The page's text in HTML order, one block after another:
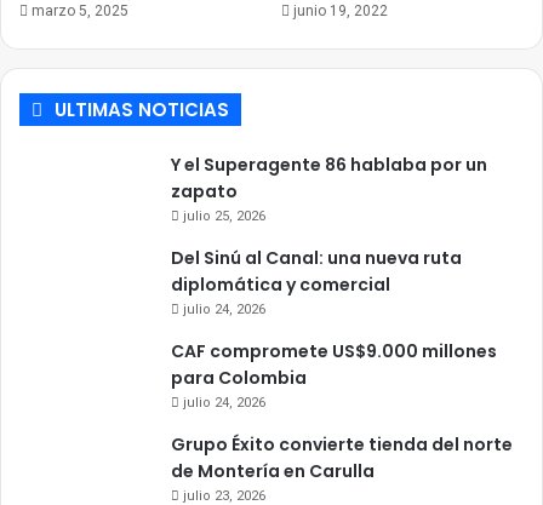
marzo 5, 2025 junio 19, 2022
ULTIMAS NOTICIAS
Y el Superagente 86 hablaba por un
zapato
julio 25, 2026
Del Sinú al Canal: una nueva ruta
diplomática y comercial
julio 24, 2026
CAF compromete US$9.000 millones
para Colombia
julio 24, 2026
Grupo Éxito convierte tienda del norte
de Montería en Carulla
julio 23, 2026